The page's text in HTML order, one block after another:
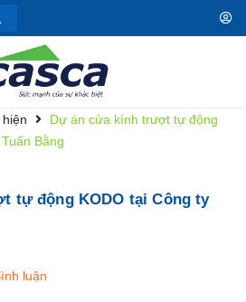
Dự án cửa kính trượt tự động
Bằng
tự động KODO tại Công ty
luận